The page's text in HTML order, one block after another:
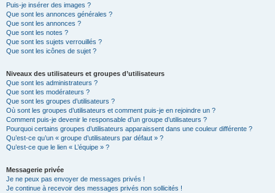
Puis-je insérer des images ?
Que sont les annonces générales ?
Que sont les annonces ?
Que sont les notes ?
Que sont les sujets verrouillés ?
Que sont les icônes de sujet ?
Niveaux des utilisateurs et groupes d’utilisateurs
Que sont les administrateurs ?
Que sont les modérateurs ?
Que sont les groupes d’utilisateurs ?
Où sont les groupes d’utilisateurs et comment puis-je en rejoindre un ?
Comment puis-je devenir le responsable d’un groupe d’utilisateurs ?
Pourquoi certains groupes d’utilisateurs apparaissent dans une couleur différente ?
Qu’est-ce qu’un « groupe d’utilisateurs par défaut » ?
Qu’est-ce que le lien « L’équipe » ?
Messagerie privée
Je ne peux pas envoyer de messages privés !
Je continue à recevoir des messages privés non sollicités !